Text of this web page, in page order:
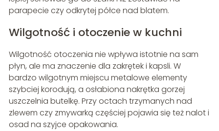
parapecie czy odkrytej półce nad blatem.
Wilgotność i otoczenie w kuchni
Wilgotność otoczenia nie wpływa istotnie na sam
płyn, ale ma znaczenie dla zakrętek i kapsli. W
bardzo wilgotnym miejscu metalowe elementy
szybciej korodują, a osłabiona nakrętka gorzej
uszczelnia butelkę. Przy octach trzymanych nad
zlewem czy zmywarką częściej pojawia się też nalot i
osad na szyjce opakowania.